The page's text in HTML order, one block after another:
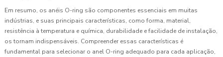
Em resumo, os anéis O-ring são componentes essenciais em muitas
indústrias, e suas principais características, como forma, material,
resistência à temperatura e química, durabilidade e facilidade de instalação,
os tornam indispensáveis. Compreender essas características é
fundamental para selecionar o anel O-ring adequado para cada aplicação,